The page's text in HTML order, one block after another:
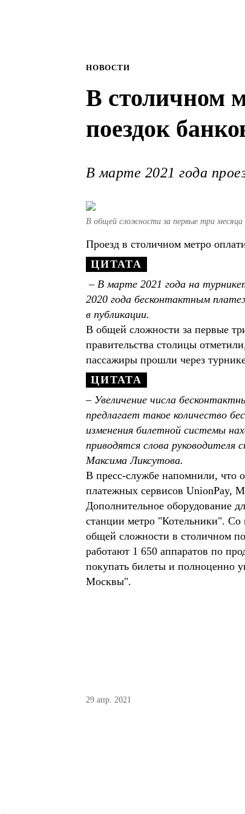
НОВОСТИ
В столичном
поездок
В марте 2021 года
В общей сложности за первые три месяца
Проезд в столичном метро
– В марте 2021 года на
2020 года бесконтактным
в публикации.
В общей сложности за первые
правительства столицы
пассажиры прошли через
– Увеличение числа
предлагает такое количество
изменения билетной системы
приводятся слова
Максима Ликсутова.
В пресс-службе напомнили, что
платежных сервисов UnionPay,
Дополнительное оборудование
станции метро "Котельники". Со
общей сложности в столичном
работают 1 650 аппаратов по
покупать билеты и полноценно
Москвы".
29 апр. 2021